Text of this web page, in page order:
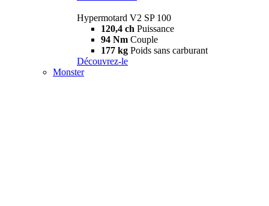
Hypermotard V2 SP 100
120,4 ch Puissance
94 Nm Couple
177 kg Poids sans carburant
Découvrez-le
Monster